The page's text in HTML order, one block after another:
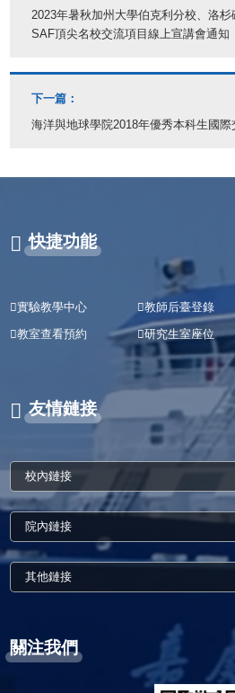
2023年暑秋加州大學伯克利分校、洛
SAF頂尖名校交流項目線上宣講會通知
下一篇：
海洋與地球學院2018年優秀本科生國際
快捷功能
實驗教學中心 教師后臺登錄
教室查看預約
研究生室座位
友情鏈接
校內鏈接
院內鏈接
其他鏈接
關注我們